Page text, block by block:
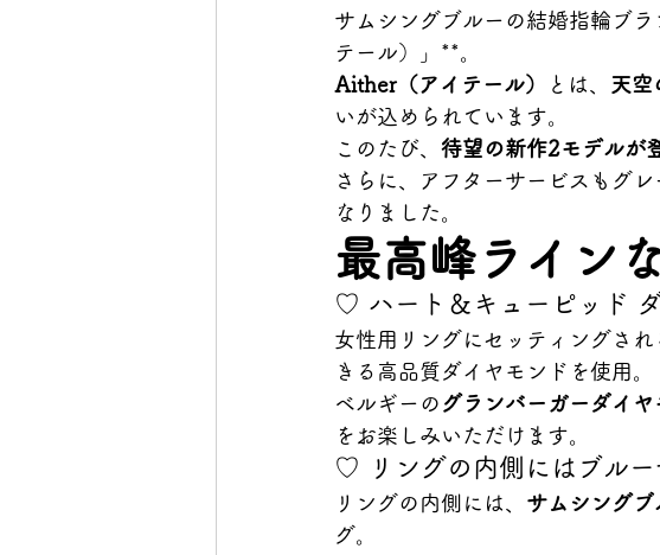
サムシングブルーの結婚指輪ブ
テール）」**。
Aither（アイテール）
とは、 天空
いが込められています。
このたび、 待望の新作2モデルが
さらに、アフターサービスもグ
なりました。
最高峰ライン
♡ ハート＆キューピッド
女性用リングにセッティングされ
きる高品質ダイヤモンドを使用。
ベルギーの グランバーガーダイヤ
をお楽しみいただけます。
♡ リングの内側にはブルー
リングの内側には、 サムシング
グ。